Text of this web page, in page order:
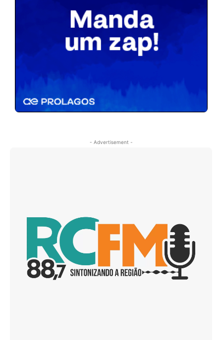
- Advertisement -